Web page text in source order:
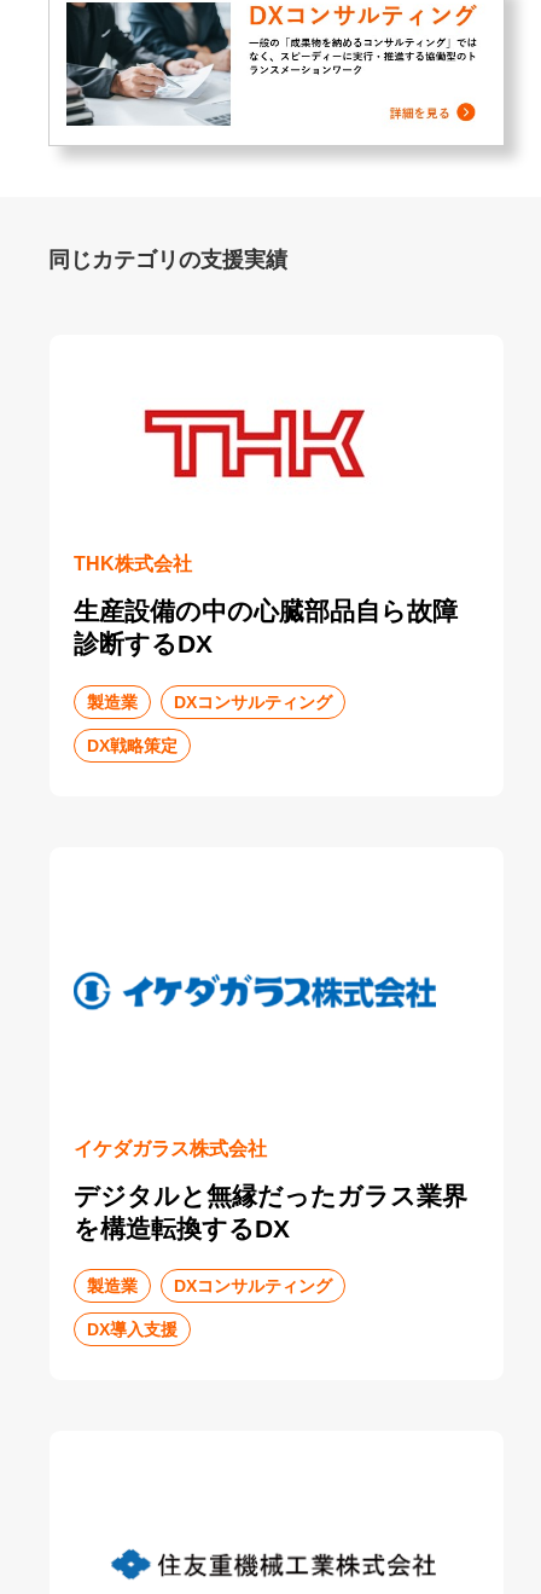
同じカテゴリの支援実績
THK株式会社
生産設備の中の心臓部品自ら故障
診断するDX
製造業 DXコンサルティング
DX戦略策定
イケダガラス株式会社
デジタルと無縁だったガラス業界
を構造転換するDX
製造業 DXコンサルティング
DX導入支援